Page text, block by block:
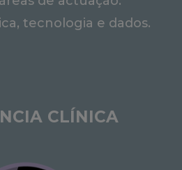
tecnologia e dados.
CLÍNICA